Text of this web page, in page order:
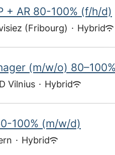
+ AR 80-100% (f/h/d)
(Fribourg) · Hybrid
(m/w/o) 80–100%
Vilnius · Hybrid
100% (m/w/d)
· Hybrid